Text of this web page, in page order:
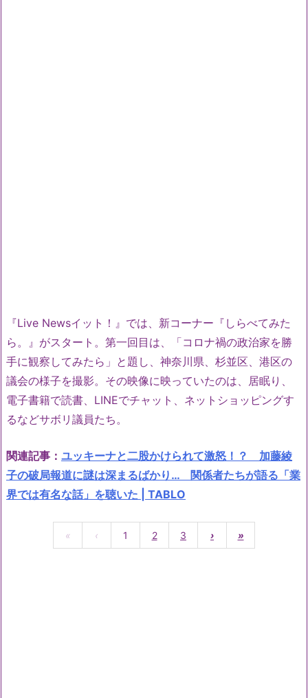
『Live Newsイット！』では、新コーナー『しらべてみた
ら。』がスタート。第一回目は、「コロナ禍の政治家を勝
手に観察してみたら」と題し、神奈川県、杉並区、港区の
議会の様子を撮影。その映像に映っていたのは、居眠り、
電子書籍で読書、LINEでチャット、ネットショッピングす
るなどサボリ議員たち。
関連記事： ユッキーナと二股かけられて激怒！？ 加藤綾
子の破局報道に謎は深まるばかり… 関係者たちが語る「業
界では有名な話」を聴いた | TABLO
« ‹ 1 2 3 › »